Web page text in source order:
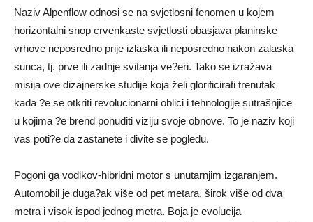
Naziv Alpenflow odnosi se na svjetlosni fenomen u kojem
horizontalni snop crvenkaste svjetlosti obasjava planinske
vrhove neposredno prije izlaska ili neposredno nakon zalaska
sunca, tj. prve ili zadnje svitanja ve?eri. Tako se izražava
misija ove dizajnerske studije koja želi glorificirati trenutak
kada ?e se otkriti revolucionarni oblici i tehnologije sutrašnjice
u kojima ?e brend ponuditi viziju svoje obnove. To je naziv koji
vas poti?e da zastanete i divite se pogledu.
Pogoni ga vodikov-hibridni motor s unutarnjim izgaranjem.
Automobil je duga?ak više od pet metara, širok više od dva
metra i visok ispod jednog metra. Boja je evolucija